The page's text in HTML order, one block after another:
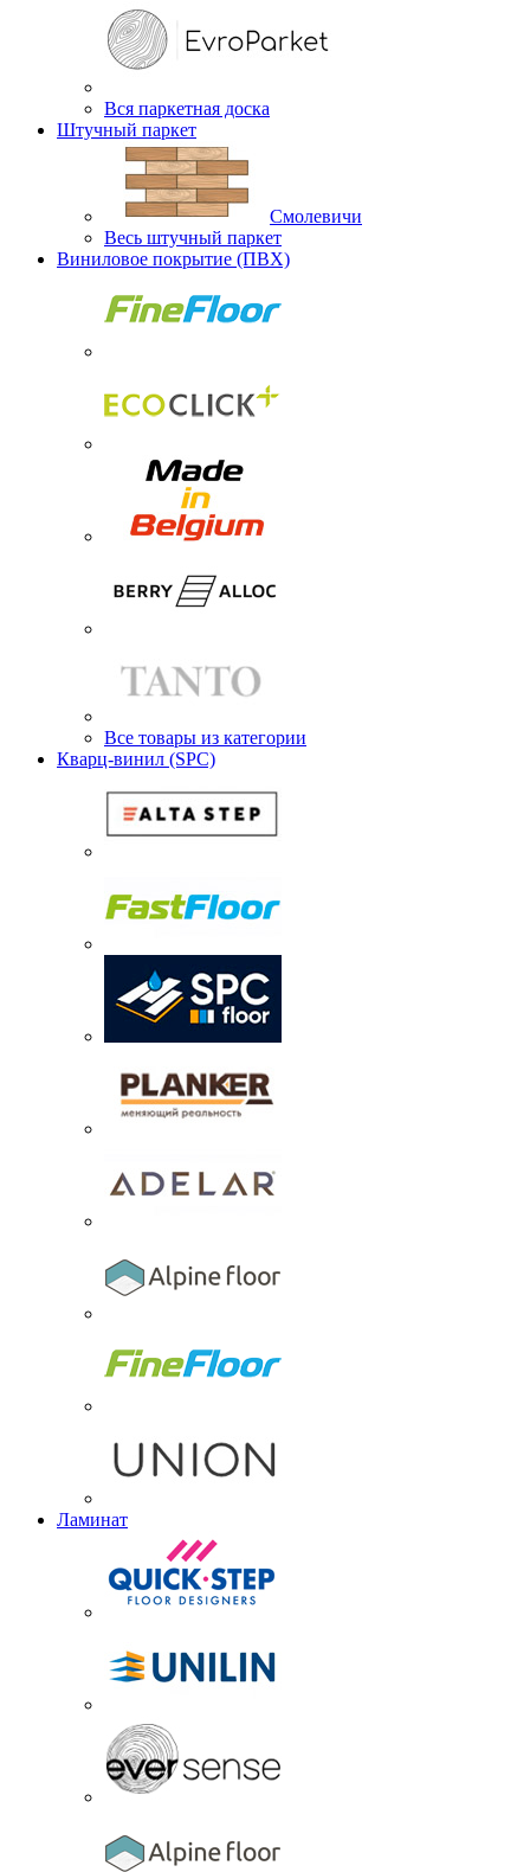
Вся паркетная доска
Штучный паркет
Смолевичи
Весь штучный паркет
Виниловое покрытие (ПВХ)
Все товары из категории
Кварц-винил (SPC)
Ламинат